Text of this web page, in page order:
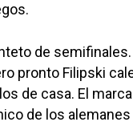
de
pronto Filipski
de casa. El
de los